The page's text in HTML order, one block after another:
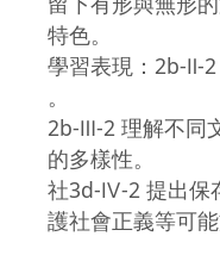
特色。
學習表現：2b-Ⅱ-
。
2b-Ⅲ-2 理解不同
的多樣性。
社3d-Ⅳ-2 提出保
護社會正義等可能